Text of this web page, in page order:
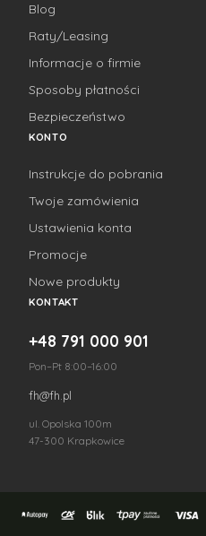
Blog
Raty/Leasing
Informacje o firmie
Sposoby płatności
Bezpieczeństwo
KONTO
Instrukcje do pobrania
Twoje zamówienia
Ustawienia konta
Promocje
Nowe produkty
KONTAKT
+48 791 000 901
Pon–Pt 8:00–16:00
fh@fh.pl
ul. Opolska 100m
47-300 Krapkowice